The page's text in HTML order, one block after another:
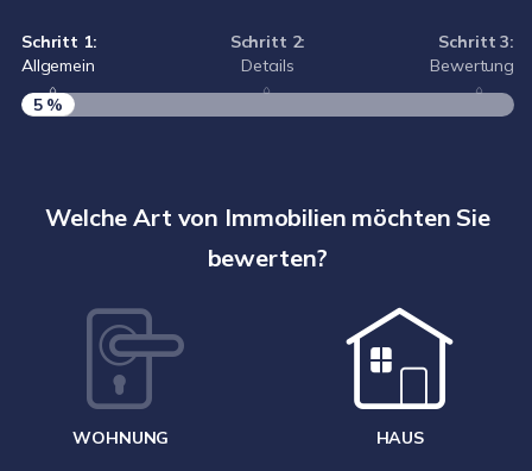
Schritt 1:
Allgemein
Schritt 2:
Details
Schritt 3:
Bewertung
5 %
Welche Art von Immobilien möchten Sie
bewerten?
WOHNUNG HAUS